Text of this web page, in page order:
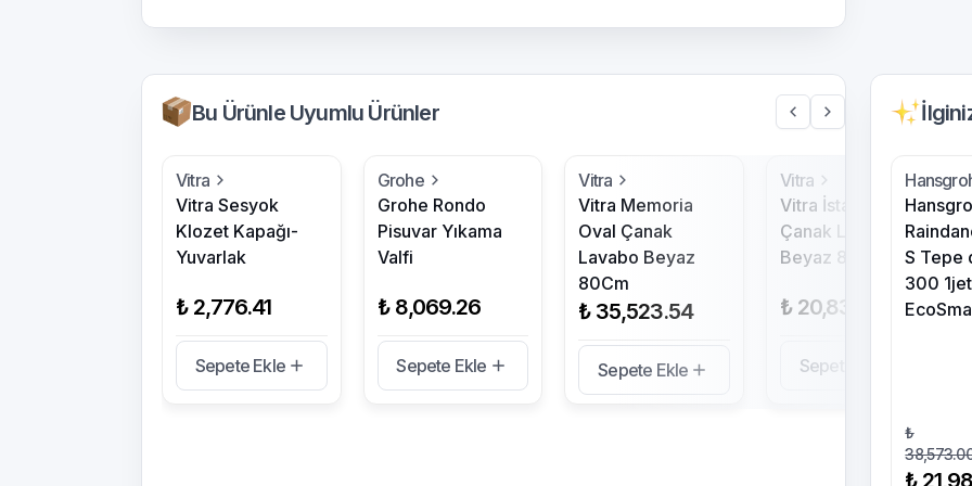
Bu Ürünle Uyumlu Ürünler
Vitra
Vitra Sesyok
Klozet Kapağı-
Yuvarlak
₺ 2,776.41
Sepete Ekle
Grohe
Grohe Rondo
Pisuvar Yıkama
Valfi
₺ 8,069.26
Sepete Ekle
Vitra
Vitra Memoria
Oval Çanak
Lavabo Beyaz
80Cm
₺ 35,523.54
Sepete Ekle
Vitra
Vitra İstanbul Oval
Çanak Lavabo
Beyaz 85Cm
₺ 20,837.70
Sepete Ekle
S Tepe
300 1jet
₺
₺